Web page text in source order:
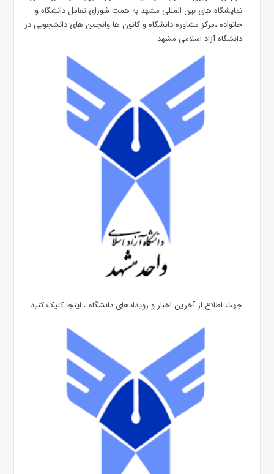
نمایشگاه های بین المللی مشهد به همت شورای تعامل دانشگاه و
خانواده ،مرکز مشاوره دانشگاه و کانون ها وانجمن های دانشجویی در
دانشگاه آزاد اسلامی مشهد
جهت اطلاع از آخرین اخبار و رویدادهای دانشگاه ، اینجا کلیک کنید